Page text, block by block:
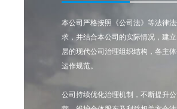
本公司严格按照《公司法》等法律
求，并结合本公司的实际情况，建
层的现代公司治理组织结构，各主
运作规范。
公司持续优化治理机制，不断提升